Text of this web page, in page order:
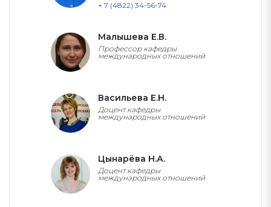
+ 7 (4822) 34-56-74
Малышева Е.В.
Профессор кафедры
международных отношений
Васильева Е.Н.
Доцент кафедры
международных отношений
Цынарёва Н.А.
Доцент кафедры
международных отношений